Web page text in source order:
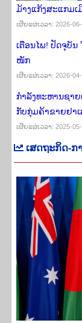
ມ້າງແກ້ງສະແກມເ
ເຜີຍ​ແຜ່​ເວ​ລາ: 2026-
ເຕືອນ​ໄພ​! ປັດ​ຈຸ​ບັນ
ໜັກ
ເຜີຍ​ແຜ່​ເວ​ລາ: 2026-
ກໍາລັງທະຫານຊາ
ກັບກຸ່ມຄ້າຂາຍຢາ
ເຜີຍ​ແຜ່​ເວ​ລາ: 2025-
ເສດ​ຖະ​ກິດ-ກ